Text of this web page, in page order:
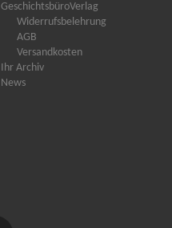
GeschichtsbüroVerlag
Widerrufsbelehrung
AGB
Versandkosten
Ihr Archiv
News